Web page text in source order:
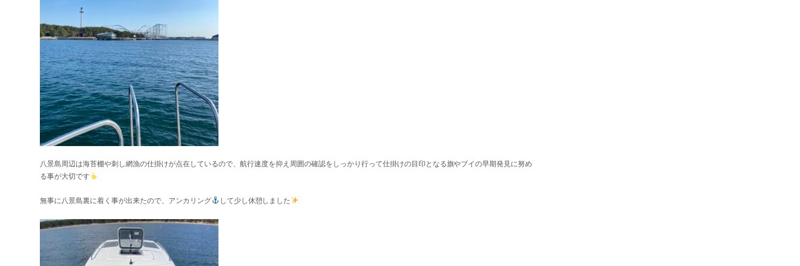
八景島周辺は海苔棚や刺し網漁の仕掛けが点在しているので、航行速度を抑え周囲の確認をしっかり行って仕掛けの目印となる旗やブイの早期発見に努め
る事が大切です
無事に八景島裏に着く事が出来たので、アンカリング して少し休憩しました